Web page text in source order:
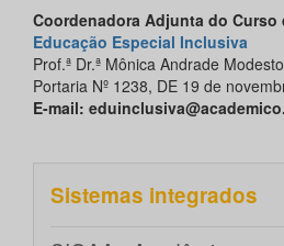
Coordenadora Adjunta do Curso
Educação Especial Inclusiva
Prof.ª Dr.ª Mônica Andrade
Portaria Nº 1238, DE 19 de
E-mail:
Sistemas integrados